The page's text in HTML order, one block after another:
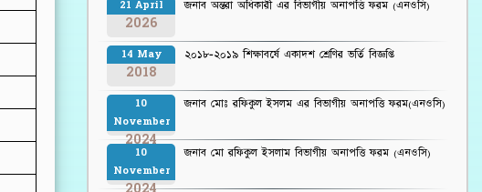
21 April
2026
জনাব অন্তরা অধিকারী এর বিভাগীয় অনাপত্তি ফরম (এনওসি)
14 May
2018
২০১৮-২০১৯ শিক্ষাবর্ষে একাদশ শ্রেণির ভর্তি বিজ্ঞপ্তি
10
November
2024
জনাব মোঃ রফিকুল ইসলম এর বিভাগীয় অনাপত্তি ফরম(এনওসি)
10
November
জনাব মো রফিকুল ইসলাম বিভাগীয় অনাপত্তি ফরম (এনওসি)